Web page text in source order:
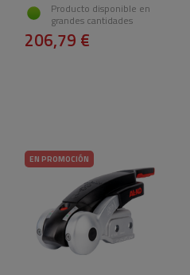
Producto disponible en
grandes cantidades
206,79 €
EN PROMOCIÓN